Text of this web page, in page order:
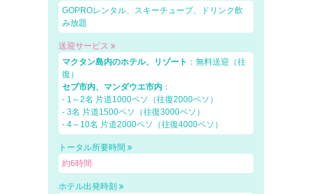
GOPROレンタル、スキーチューブ、ドリンク飲
み放題
送迎サービス
マクタン島内のホテル、リゾート ：無料送迎（往
復）
セブ市内、マンダウエ市内 ：
- 1～2名 片道1000ペソ（往復2000ペソ）
- 3名 片道1500ペソ（往復3000ペソ）
- 4～10名 片道2000ペソ（往復4000ペソ）
トータル所要時間
約6時間
ホテル出発時刻